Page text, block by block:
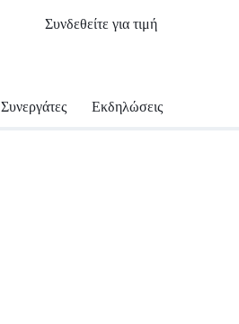
Συνδεθείτε για τιμή
Συνεργάτες Εκδηλώσεις